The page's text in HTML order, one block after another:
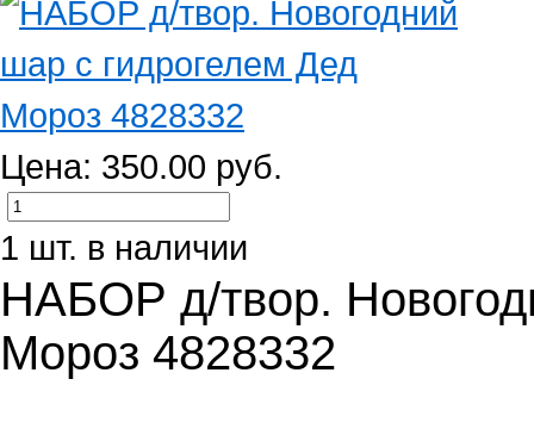
Цена: 350.00 руб.
1 шт. в наличии
НАБОР д/твор.
Мороз 4828332